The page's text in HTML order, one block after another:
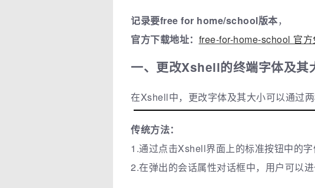
记录要free for home/school版本，
官方下载地址： free-for-home-school 官方
一、更改Xshell的终端字体及其
在Xshell中，更改字体及其大小可以通过两
传统方法：
1.通过点击Xshell界面上的标准按钮中的
2.在弹出的会话属性对话框中，用户可以